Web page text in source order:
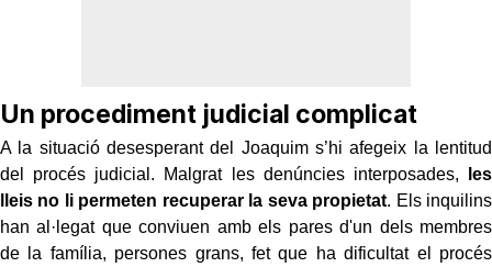
Un procediment judicial complicat
A la situació desesperant del Joaquim s’hi afegeix la lentitud
del procés judicial. Malgrat les denúncies interposades,
les
lleis no li permeten recuperar la seva propietat. Els inquilins
han al·legat que conviuen amb els pares d'un dels membres
de la família, persones grans, fet que ha dificultat el procés